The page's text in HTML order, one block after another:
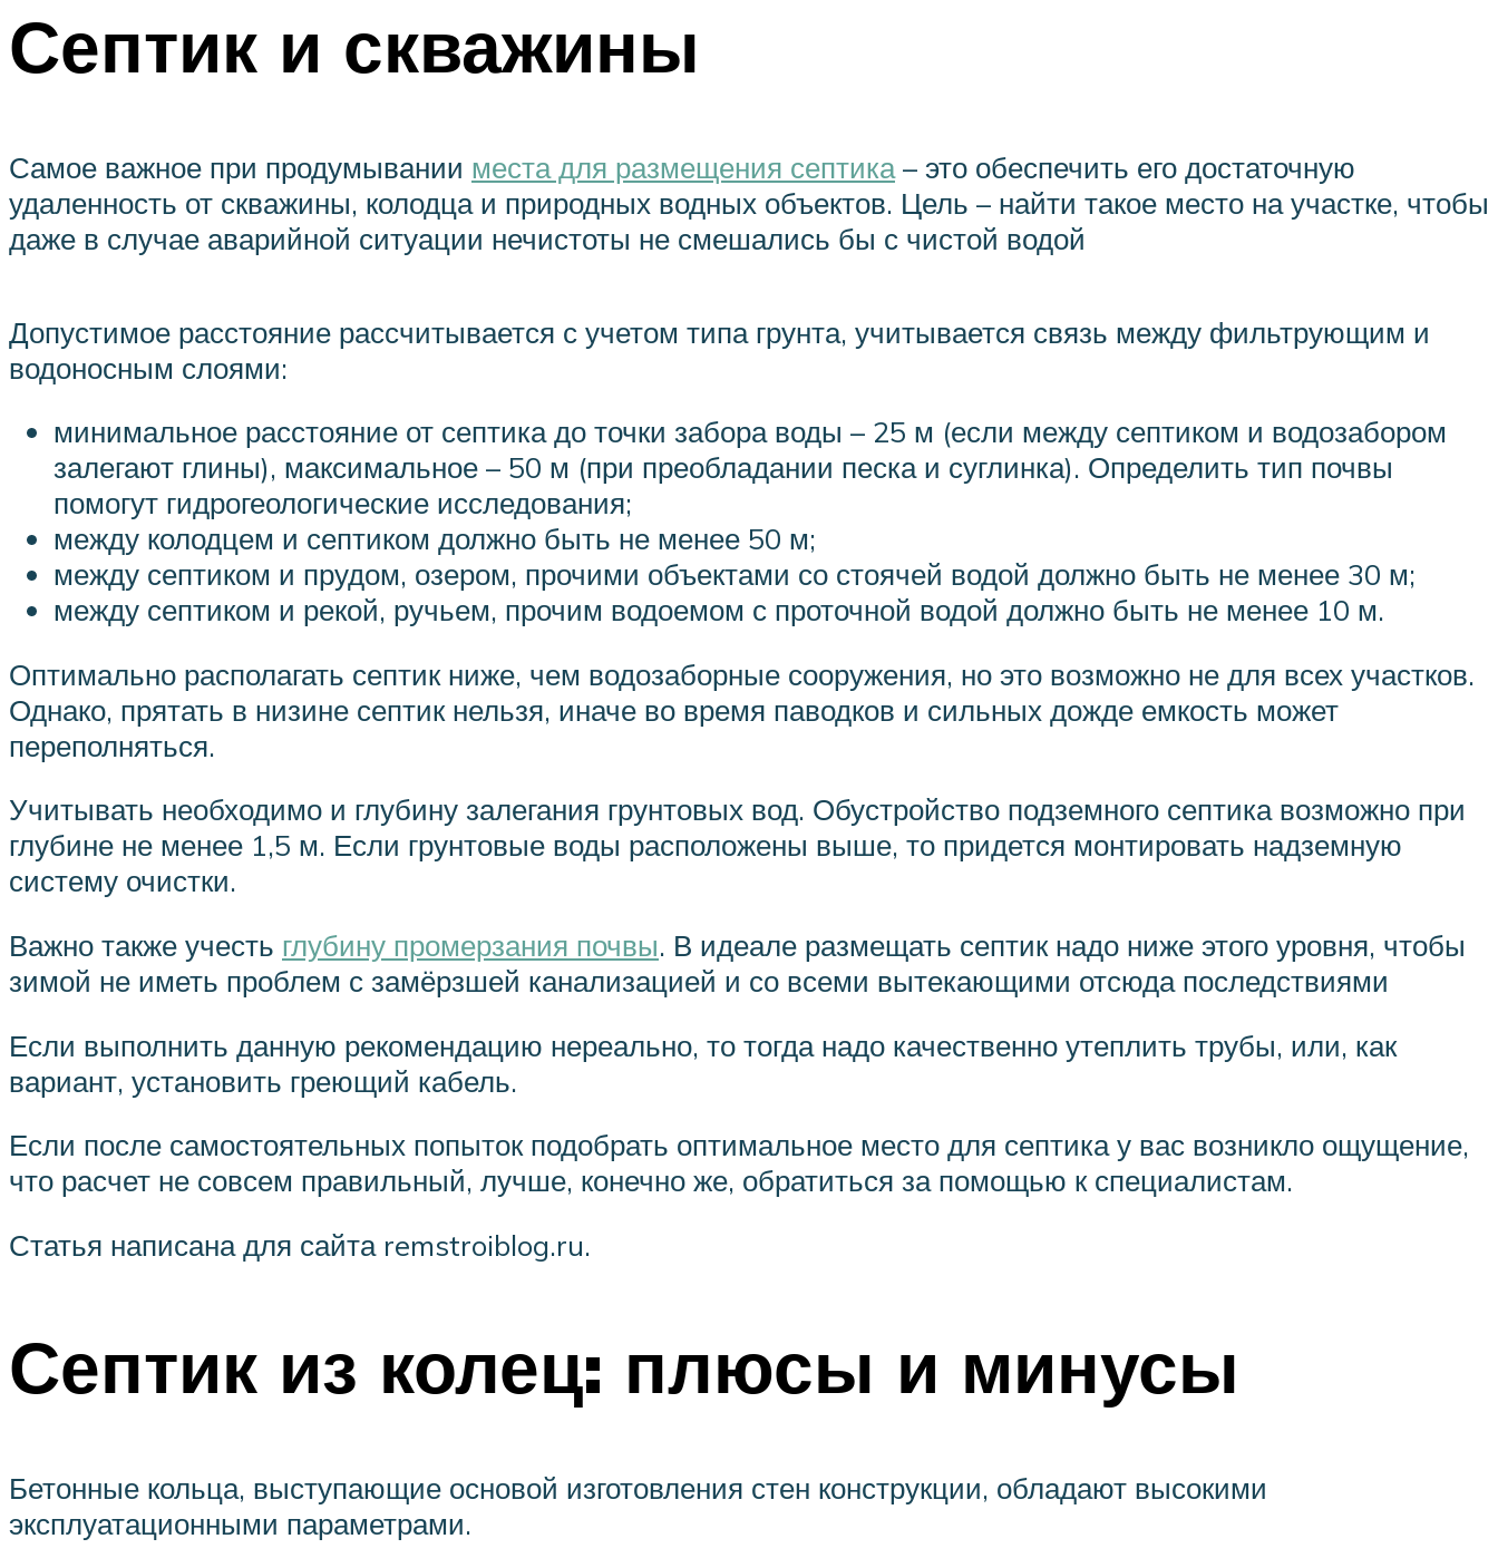
Септик и скважины
Самое важное при продумывании места для размещения септика– это обеспечить его достаточную
удаленность от скважины, колодца и природных водных объектов. Цель – найти такое место на участке, чтобы
даже в случае аварийной ситуации нечистоты не смешались бы с чистой водой
Допустимое расстояние рассчитывается с учетом типа грунта, учитывается связь между фильтрующим и
водоносным слоями:
минимальное расстояние от септика до точки забора воды – 25 м (если между септиком и водозабором
залегают глины), максимальное – 50 м (при преобладании песка и суглинка). Определить тип почвы
помогут гидрогеологические исследования;
между колодцем и септиком должно быть не менее 50 м;
между септиком и прудом, озером, прочими объектами со стоячей водой должно быть не менее 30 м;
между септиком и рекой, ручьем, прочим водоемом с проточной водой должно быть не менее 10 м.
Оптимально располагать септик ниже, чем водозаборные сооружения, но это возможно не для всех участков.
Однако, прятать в низине септик нельзя, иначе во время паводков и сильных дожде емкость может
переполняться.
Учитывать необходимо и глубину залегания грунтовых вод. Обустройство подземного септика возможно при
глубине не менее 1,5 м. Если грунтовые воды расположены выше, то придется монтировать надземную
систему очистки.
Важно также учесть глубину промерзания почвы. В идеале размещать септик надо ниже этого уровня, чтобы
зимой не иметь проблем с замёрзшей канализацией и со всеми вытекающими отсюда последствиями
Если выполнить данную рекомендацию нереально, то тогда надо качественно утеплить трубы, или, как
вариант, установить греющий кабель.
Если после самостоятельных попыток подобрать оптимальное место для септика у вас возникло ощущение,
что расчет не совсем правильный, лучше, конечно же, обратиться за помощью к специалистам.
Статья написана для сайта remstroiblog.ru.
Септик из колец: плюсы и минусы
Бетонные кольца, выступающие основой изготовления стен конструкции, обладают высокими
эксплуатационными параметрами.